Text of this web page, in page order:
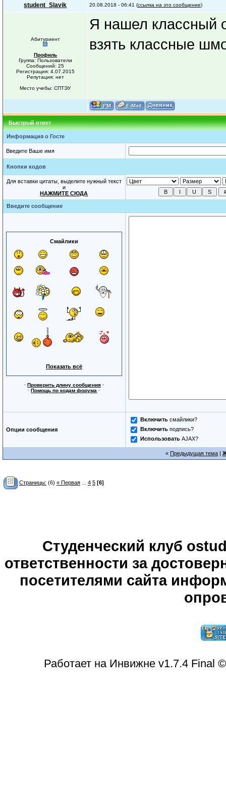
student_Slavik 20.08.2018 - 06:41 (ссылка на это сообщение)
Абитуриент
Профиль
Группа: Пользователи
Сообщений: 25
Регистрация: 4.07.2015
Репутация: нет
Место учебы: СПТЭУ
Я нашел классный
взять классные
Быстрый ответ
Информация о Госте
Введите Ваше имя
Кнопки кодов
Для вставки цитаты, выделите нужный текст
и
НАЖМИТЕ СЮДА
Введите сообщение
Смайлики
Показать всё
· Проверить длину сообщения·
·Помощь по кодам форума ·
Опции сообщения
Включитьсмайлики?
Включитьподпись?
ИспользоватьAJAX?
« Предыдущая тема |
Страницы: (6) « Первая... 4 5 [6]
Студенческий клуб
ответственности за
посетителями сайта
Работает на Инвижне v1.7.4 Final